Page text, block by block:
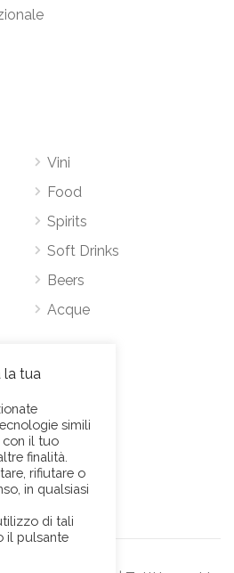
Vini
Food
Spirits
Soft Drinks
Beers
Acque
00146 Roma
la tua
simili
con il tuo
finalità.
rifiutare o
in qualsiasi
di tali
il pulsante